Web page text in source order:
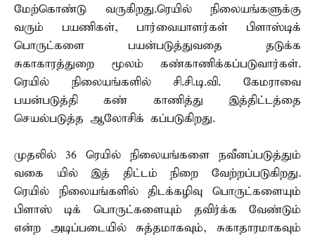
மேற்கொண்டு வருகிறது.ரெயில் நிலையங்களுக்கு
வரும் பயணிகள், பார்வையாளர்கள் பிளாஸ்டிக்
பொருட்களை பயன்படுத்துவதை தடுக்க
சுகாகாரத்துறை மூலம் கண்காணிக்கப்படுவார்கள்.
ரெயில் நிலையங்களில் சி.சி.டி.வி. கேமராவை
பயன்படுத்தி கண் காணித்து இத்திட்டத்தை
செயல்படுத்த ஆலோசிக் கப்படுகிறது.
முதலில் 36 ரெயில் நிலையங்களை நவீனப்படுத்தும்
வகை யில் இத் திட்டம் நிறை வேற்றப்படுகிறது.
ரெயில் நிலையங்களில் திடக்கழிவு பொருட்களையும்
பிளாஸ் டிக் பொருட்களையும் தவிர்க்க வேண்டும்
என்ற அடிப்படையில் சுத்தமாகவும், சுகாதாரமாகவும்